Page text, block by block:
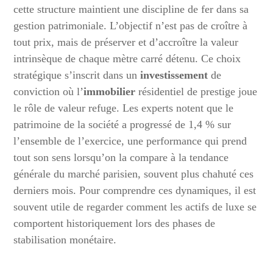
cette structure maintient une discipline de fer dans sa
gestion patrimoniale. L’objectif n’est pas de croître à
tout prix, mais de préserver et d’accroître la valeur
intrinsèque de chaque mètre carré détenu. Ce choix
stratégique s’inscrit dans uninvestissement de
conviction où l’immobilier résidentiel de prestige joue
le rôle de valeur refuge. Les experts notent que le
patrimoine de la société a progressé de 1,4 % sur
l’ensemble de l’exercice, une performance qui prend
tout son sens lorsqu’on la compare à la tendance
générale du marché parisien, souvent plus chahuté ces
derniers mois. Pour comprendre ces dynamiques, il est
souvent utile de regarder comment les actifs de luxe se
comportent historiquement lors des phases de
stabilisation monétaire.